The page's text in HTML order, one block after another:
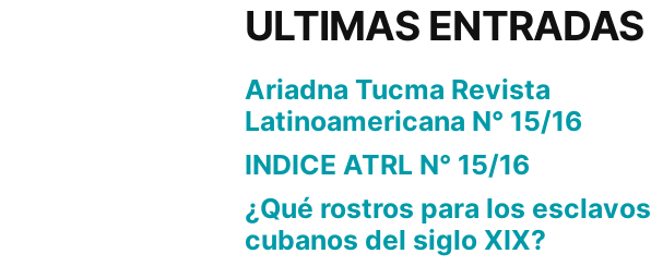
ULTIMAS ENTRADAS
Ariadna Tucma Revista
Latinoamericana N° 15/16
INDICE ATRL N° 15/16
¿Qué rostros para los esclavos
cubanos del siglo XIX?